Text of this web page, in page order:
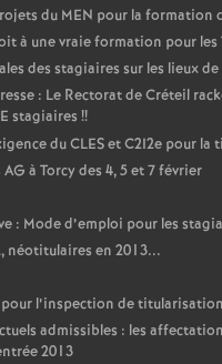
du MEN pour la formation
à une vraie formation pour les
des stagiaires sur les lieux
: Le Rectorat de Créteil
stagiaires !!
duCLESet C2I2e pour la
AG à Torcy des 4, 5 et 7 février
: Mode d’emploi pour les
néotitulaires en 2013...
l’inspection de titularisation
admissibles : les
2013